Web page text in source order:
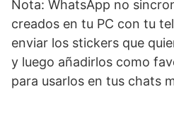
Nota: WhatsApp no
creados en tu PC con tu
enviar los stickers que
y luego añadirlos como
para usarlos en tus chats